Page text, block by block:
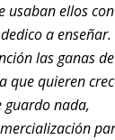
usaban ellos con
a enseñar.
las ganas de
que quieren
guardo nada,